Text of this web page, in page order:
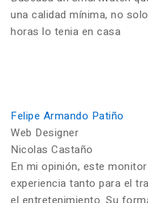
una calidad mínima, no
horas lo tenia en casa
Felipe Armando Patiño
Web Designer
Nicolas Castaño
En mi opinión, este
experiencia tanto para el